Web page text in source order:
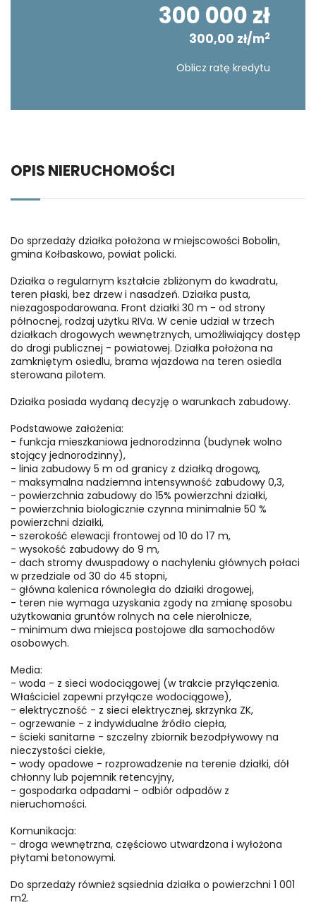
300 000 zł
300,00 zł/m2
Oblicz ratę kredytu
OPIS NIERUCHOMOŚCI
Do sprzedaży działka położona w miejscowości Bobolin,
gmina Kołbaskowo, powiat policki.
Działka o regularnym kształcie zbliżonym do kwadratu,
teren płaski, bez drzew i nasadzeń. Działka pusta,
niezagospodarowana. Front działki 30 m - od strony
północnej, rodzaj użytku RIVa. W cenie udział w trzech
działkach drogowych wewnętrznych, umożliwiający dostęp
do drogi publicznej - powiatowej. Działka położona na
zamkniętym osiedlu, brama wjazdowa na teren osiedla
sterowana pilotem.
Działka posiada wydaną decyzję o warunkach zabudowy.
Podstawowe założenia:
- funkcja mieszkaniowa jednorodzinna (budynek wolno
stojący jednorodzinny),
- linia zabudowy 5 m od granicy z działką drogową,
- maksymalna nadziemna intensywność zabudowy 0,3,
- powierzchnia zabudowy do 15% powierzchni działki,
- powierzchnia biologicznie czynna minimalnie 50 %
powierzchni działki,
- szerokość elewacji frontowej od 10 do 17 m,
- wysokość zabudowy do 9 m,
- dach stromy dwuspadowy o nachyleniu głównych połaci
w przedziale od 30 do 45 stopni,
- główna kalenica równoległa do działki drogowej,
- teren nie wymaga uzyskania zgody na zmianę sposobu
użytkowania gruntów rolnych na cele nierolnicze,
- minimum dwa miejsca postojowe dla samochodów
osobowych.
Media:
- woda - z sieci wodociągowej (w trakcie przyłączenia.
Właściciel zapewni przyłącze wodociągowe),
- elektryczność - z sieci elektrycznej, skrzynka ZK,
- ogrzewanie - z indywidualne źródło ciepła,
- ścieki sanitarne - szczelny zbiornik bezodpływowy na
nieczystości ciekłe,
- wody opadowe - rozprowadzenie na terenie działki, dół
chłonny lub pojemnik retencyjny,
- gospodarka odpadami - odbiór odpadów z
nieruchomości.
Komunikacja:
- droga wewnętrzna, częściowo utwardzona i wyłożona
płytami betonowymi.
Do sprzedaży również sąsiednia działka o powierzchni 1 001
m2.